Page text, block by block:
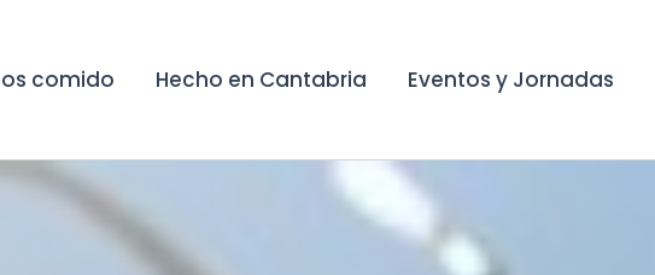
comido Hecho en Cantabria Eventos y Jornadas